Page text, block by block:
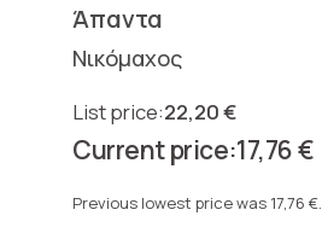
Άπαντα
Νικόμαχος
22,20€
Original
price
22,20 €.
17,76€
price
Previous lowest price was 17,76 €.